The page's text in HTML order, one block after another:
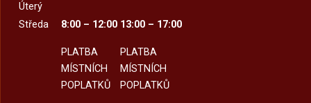
Úterý
Středa
8:00 – 12:00
PLATBA
MÍSTNÍCH
POPLATKŮ
13:00 – 17:00
PLATBA
MÍSTNÍCH
POPLATKŮ